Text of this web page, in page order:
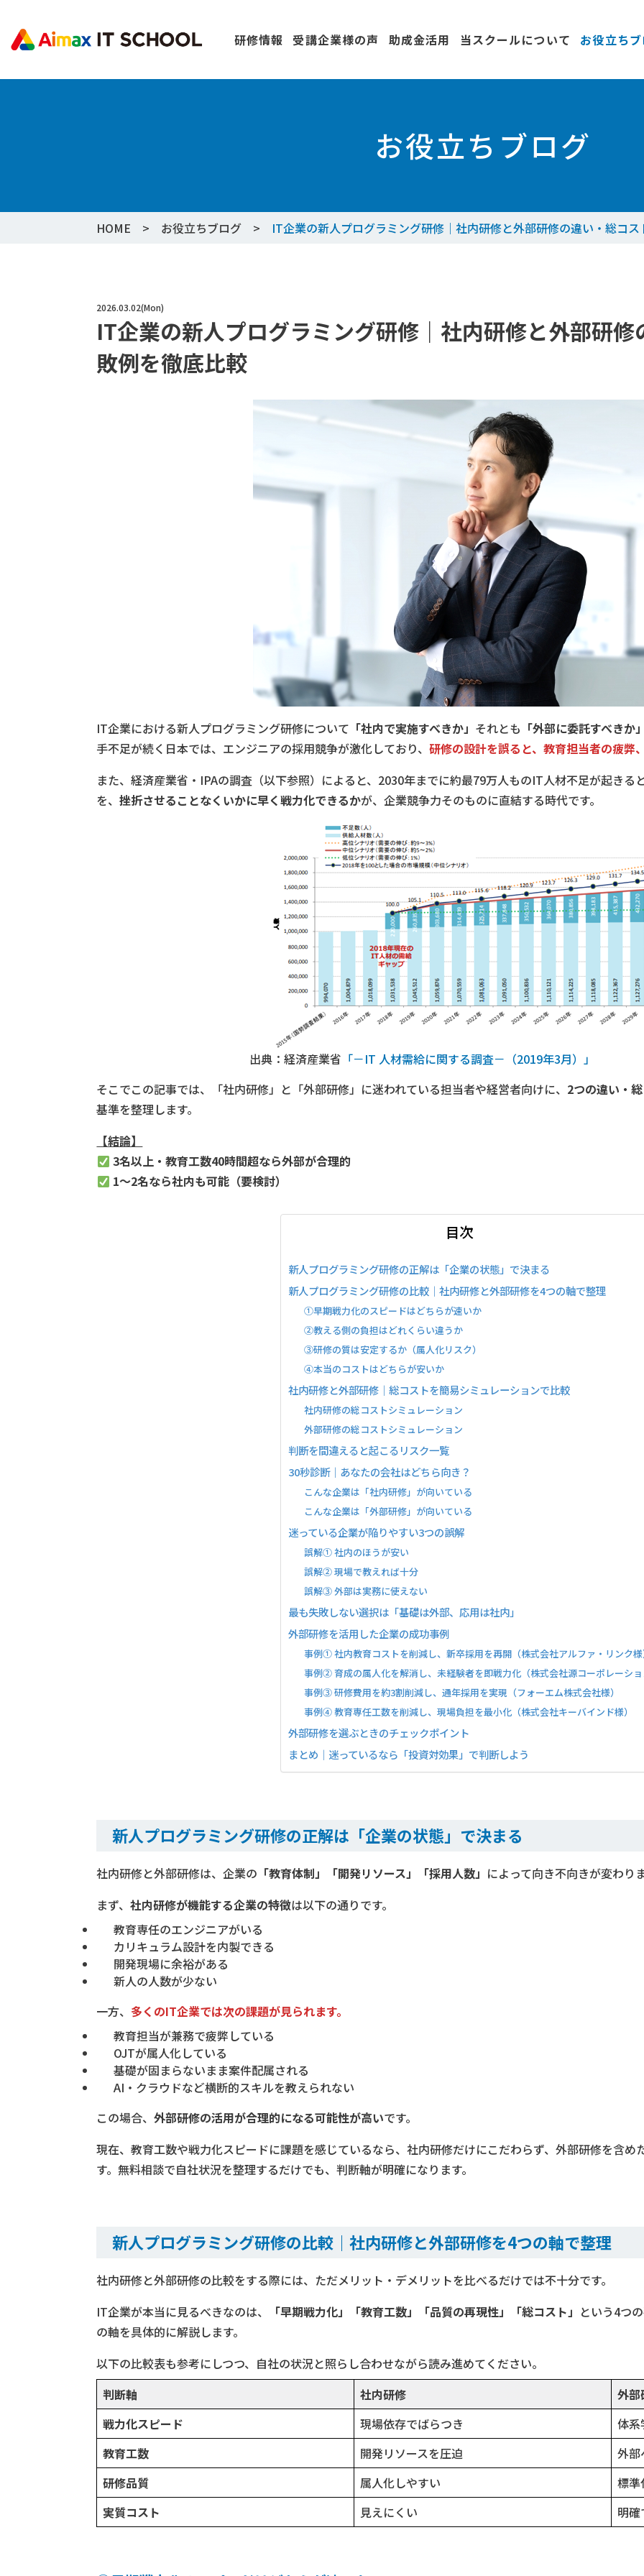
研修情報 受講企業様の声 助成金活用 当スクールについて お役立ち
お役立ちブログ
HOME お役立ちブログ IT企業の新人プログラミング研修｜社内研修と外部研修の違い・総コ
2026.03.02(Mon)
IT企業の新人プログラミング研修｜社内研修と外部研
敗例を徹底比較
IT企業における新人プログラミング研修について 「社内で実施すべきか」 それとも 「外部に委託すべきか」
手不足が続く日本では、エンジニアの採用競争が激化しており、研修の設計を誤ると、教育担当者の疲弊
また、経済産業省・IPAの調査（以下参照）によると、2030年までに約最79万人ものIT人材不足が起きる
を、挫折させることなくいかに早く戦力化できるかが、企業競争力そのものに直結する時代です。
出典：経済産業省 「－IT 人材需給に関する調査－（2019年3月）」
そこでこの記事では、「社内研修」と「外部研修」に迷われている担当者や経営者向けに、 2つの違い・
基準を整理します。
【結論】
3名以上・教育工数40時間超なら外部が合理的
1〜2名なら社内も可能（要検討）
目次
新人プログラミング研修の正解は「企業の状態」で決まる
新人プログラミング研修の比較｜社内研修と外部研修を4つの軸で整理
①早期戦力化のスピードはどちらが速いか
②教える側の負担はどれくらい違うか
③研修の質は安定するか（属人化リスク）
④本当のコストはどちらが安いか
社内研修と外部研修｜総コストを簡易シミュレーションで比較
社内研修の総コストシミュレーション
外部研修の総コストシミュレーション
判断を間違えると起こるリスク一覧
30秒診断｜あなたの会社はどちら向き？
こんな企業は「社内研修」が向いている
こんな企業は「外部研修」が向いている
迷っている企業が陥りやすい3つの誤解
誤解① 社内のほうが安い
誤解② 現場で教えれば十分
誤解③ 外部は実務に使えない
最も失敗しない選択は「基礎は外部、応用は社内」
外部研修を活用した企業の成功事例
事例① 社内教育コストを削減し、新卒採用を再開（株式会社アルファ・リンク様
事例② 育成の属人化を解消し、未経験者を即戦力化（株式会社源コーポレーショ
事例③ 研修費用を約3割削減し、通年採用を実現（フォーエム株式会社様）
事例④ 教育専任工数を削減し、現場負担を最小化（株式会社キーバインド様）
外部研修を選ぶときのチェックポイント
まとめ｜迷っているなら「投資対効果」で判断しよう
新人プログラミング研修の正解は「企業の状態」で決まる
社内研修と外部研修は、企業の 「教育体制」「開発リソース」「採用人数」 によって向き不向きが変わりま
まず、社内研修が機能する企業の特徴は以下の通りです。
教育専任のエンジニアがいる
カリキュラム設計を内製できる
開発現場に余裕がある
新人の人数が少ない
一方、 多くのIT企業では次の課題が見られます。
教育担当が兼務で疲弊している
OJTが属人化している
基礎が固まらないまま案件配属される
AI・クラウドなど横断的スキルを教えられない
この場合、外部研修の活用が合理的になる可能性が高いです。
現在、教育工数や戦力化スピードに課題を感じているなら、社内研修だけにこだわらず、外部研修を含め
す。無料相談で自社状況を整理するだけでも、判断軸が明確になります。
新人プログラミング研修の比較｜社内研修と外部研修を4つの軸で整理
社内研修と外部研修の比較をする際には、ただメリット・デメリットを比べるだけでは不十分です。
IT企業が本当に見るべきなのは、
「早期戦力化」「教育工数」「品質の再現性」「総コスト」 という4つ
の軸を具体的に解説します。
以下の比較表も参考にしつつ、自社の状況と照らし合わせながら読み進めてください。
判断軸
社内研修
外部
戦力化スピード
現場依存でばらつき
体系
教育工数
開発リソースを圧迫
外部
研修品質
属人化しやすい
標準
実質コスト
見えにくい 明